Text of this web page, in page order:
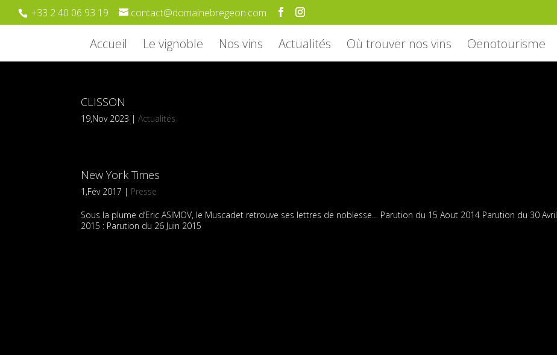
+33 2 40 06 93 19 contact@domainebregeon.com
Accueil Le vignoble Nos vins Actualités Où trouver nos vins Oenotourisme
CLISSON
19,Nov 2023 |Actualités
New York Times
1,Fév 2017 | Presse
Sous la plume d’Eric ASIMOV, le Muscadet retrouve ses lettres de noblesse… Parution du 15 Aout 2014 Parution du 30 Avril
2015 : Parution du 26 Juin 2015